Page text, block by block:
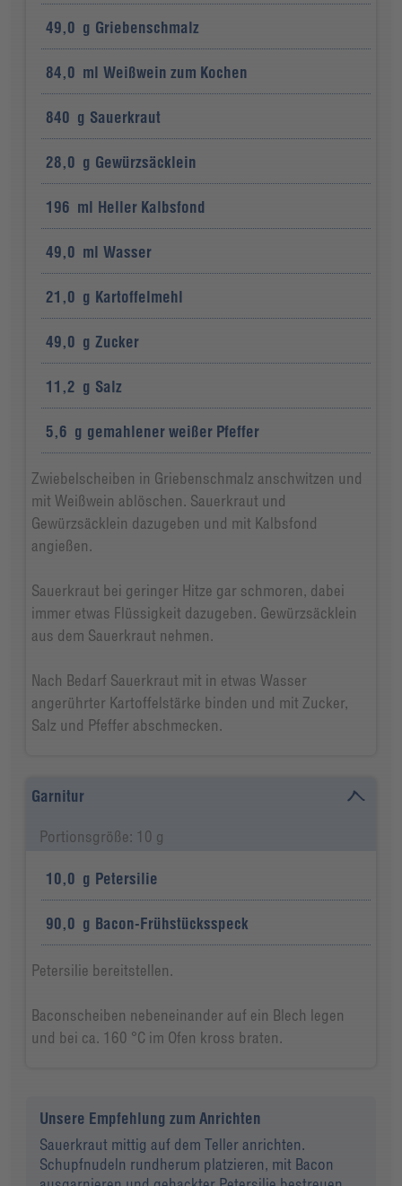
49,0 g Griebenschmalz
84,0 ml Weißwein zum Kochen
840 g Sauerkraut
28,0 g Gewürzsäcklein
196 ml Heller Kalbsfond
49,0 ml Wasser
21,0 g Kartoffelmehl
49,0 g Zucker
11,2 g Salz
5,6 g gemahlener weißer Pfeffer
Zwiebelscheiben in Griebenschmalz anschwitzen und
mit Weißwein ablöschen. Sauerkraut und
Gewürzsäcklein dazugeben und mit Kalbsfond
angießen.
Sauerkraut bei geringer Hitze gar schmoren, dabei
immer etwas Flüssigkeit dazugeben. Gewürzsäcklein
aus dem Sauerkraut nehmen.
Nach Bedarf Sauerkraut mit in etwas Wasser
angerührter Kartoffelstärke binden und mit Zucker,
Salz und Pfeffer abschmecken.
Garnitur
Portionsgröße: 10 g
10,0 g Petersilie
90,0 g Bacon-Frühstücksspeck
Petersilie bereitstellen.
Baconscheiben nebeneinander auf ein Blech legen
und bei ca. 160 °C im Ofen kross braten.
Unsere Empfehlung zum Anrichten
Sauerkraut mittig auf dem Teller anrichten.
Schupfnudeln rundherum platzieren, mit Bacon